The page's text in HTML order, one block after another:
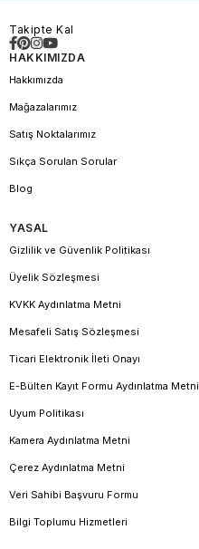
Takipte Kal
HAKKIMIZDA
Hakkımızda
Mağazalarımız
Satış Noktalarımız
Sıkça Sorulan Sorular
Blog
YASAL
Gizlilik ve Güvenlik Politikası
Üyelik Sözleşmesi
KVKK Aydınlatma Metni
Mesafeli Satış Sözleşmesi
Ticari Elektronik İleti Onayı
E-Bülten Kayıt Formu Aydınlatma Metni
Uyum Politikası
Kamera Aydınlatma Metni
Çerez Aydınlatma Metni
Veri Sahibi Başvuru Formu
Bilgi Toplumu Hizmetleri